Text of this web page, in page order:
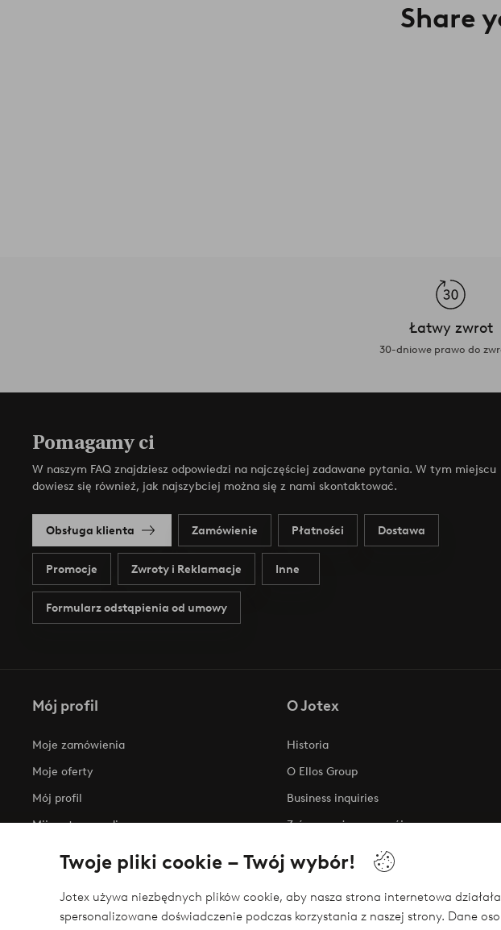
Twoje pliki cookie – Twój wybór!
Jotex używa niezbędnych plików cookie, aby nasza strona internetowa
spersonalizowane doświadczenie podczas korzystania z naszej strony. Dane
Share
Łatwy zwrot
30-dniowe prawo do
Pomagamy ci
W naszym FAQ znajdziesz odpowiedzi na najczęściej zadawane pytania. W tym miejscu
dowiesz się również, jak najszybciej można się z nami skontaktować.
Obsługa klienta Zamówienie Płatności Dostawa
Promocje Zwroty i Reklamacje Inne
Formularz odstąpienia od umowy
Mój profil
Moje zamówienia
Moje oferty
Mój profil
Mijn retourzendingen
O Jotex
Historia
O Ellos Group
Business inquiries
Zrównoważony rozwój
Oświadczenie o dostępności
Bezpieczne płatności - zapłać teraz lub podziel się